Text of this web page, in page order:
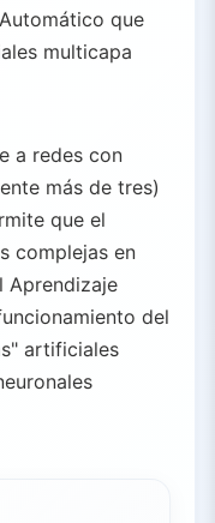
que
multicapa
a redes con
más de tres)
que el
complejas en
Aprendizaje
del
artificiales